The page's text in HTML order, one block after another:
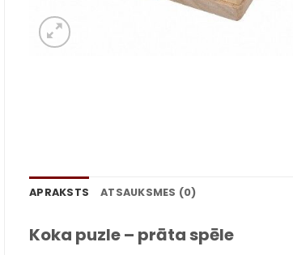
APRAKSTS ATSAUKSMES (0)
Koka puzle – prāta spēle